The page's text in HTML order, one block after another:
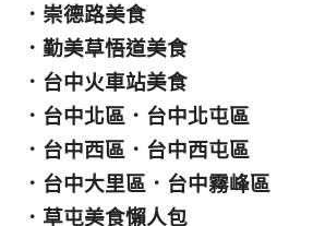
． 崇德路美食
． 勤美草悟道美食
． 台中火車站美食
． 台中北區 ． 台中北屯區
． 台中西區 ． 台中西屯區
． 台中大里區 ． 台中霧峰區
． 草屯美食懶人包